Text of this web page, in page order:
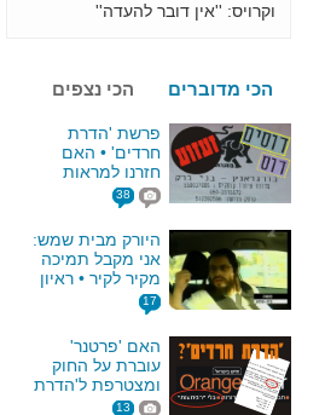
12:50
הכי מדוברים הכי נצפים
פרשת 'הדרת
חרדים' • האם
חזרנו למראות
מלפני 60 שנה?
38
היורק מבית שמש:
אני מקבל תמיכה
מקיר לקיר • ראיון
בלעדי!
17
האם 'פרטנר'
עוברת על החוק
ומצטרפת ל'הדרת
חרדים'?
13